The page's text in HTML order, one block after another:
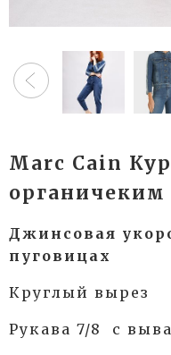
Marc Cain
Джинсовая
пуговицах
Круглый вырез
Рукава 7/8 с